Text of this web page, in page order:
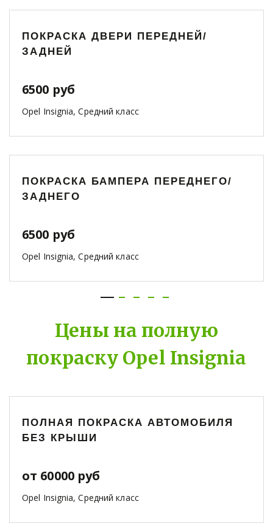
ПОКРАСКА ДВЕРИ ПЕРЕДНЕЙ/
ЗАДНЕЙ
6500 руб
Opel Insignia, Средний класс
ПОКРАСКА БАМПЕРА ПЕРЕДНЕГО/
ЗАДНЕГО
6500 руб
Opel Insignia, Средний класс
Цены на полную
покраску Opel Insignia
ПОЛНАЯ ПОКРАСКА АВТОМОБИЛЯ
БЕЗ КРЫШИ
от 60000 руб
Opel Insignia, Средний класс